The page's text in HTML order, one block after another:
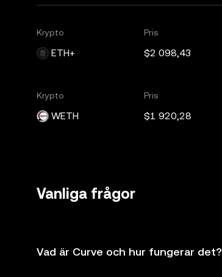
Krypto
ETH+
Pris
$2 098,43
Krypto
WETH
Pris
$1 920,28
Vanliga frågor
Vad är Curve och hur fungerar det?